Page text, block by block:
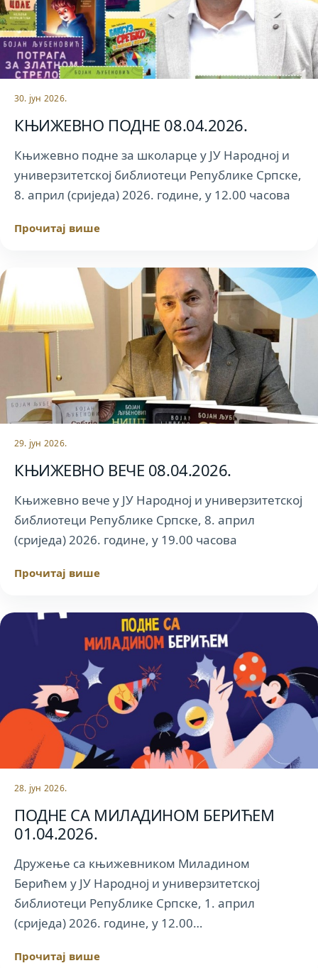
30. јун 2026.
КЊИЖЕВНО ПОДНЕ 08.04.2026.
Књижевно подне за школарце у ЈУ Народној и
универзитетској библиотеци Републике Српске,
8. април (сриједа) 2026. године, у 12.00 часова
Прочитај више
29. јун 2026.
КЊИЖЕВНО ВЕЧЕ 08.04.2026.
Књижевно вече у ЈУ Народној и универзитетској
библиотеци Републике Српске, 8. април
(сриједа) 2026. године, у 19.00 часова
Прочитај више
28. јун 2026.
ПОДНЕ СА МИЛАДИНОМ БЕРИЋЕМ
01.04.2026.
Дружење са књижевником Миладином
Берићем у ЈУ Народној и универзитетској
библиотеци Републике Српске, 1. април
(сриједа) 2026. године, у 12.00…
Прочитај више